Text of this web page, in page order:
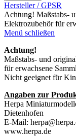
Hersteller / GPSR
Achtung! Maßstabs-
Elektrozubehör für
Menü schließen
Achtung!
Maßstabs- und
für erwachsene
Nicht geeignet für
Angaben zur
Herpa
Dietenhofen
E-Mail:
www.herpa.de